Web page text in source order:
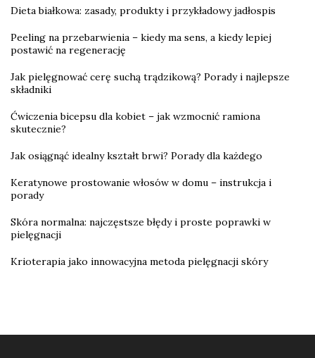
Dieta białkowa: zasady, produkty i przykładowy jadłospis
Peeling na przebarwienia – kiedy ma sens, a kiedy lepiej
postawić na regenerację
Jak pielęgnować cerę suchą trądzikową? Porady i najlepsze
składniki
Ćwiczenia bicepsu dla kobiet – jak wzmocnić ramiona
skutecznie?
Jak osiągnąć idealny kształt brwi? Porady dla każdego
Keratynowe prostowanie włosów w domu – instrukcja i
porady
Skóra normalna: najczęstsze błędy i proste poprawki w
pielęgnacji
Krioterapia jako innowacyjna metoda pielęgnacji skóry